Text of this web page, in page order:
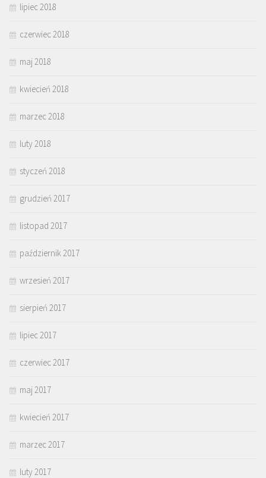
lipiec 2018
czerwiec 2018
maj 2018
kwiecień 2018
marzec 2018
luty 2018
styczeń 2018
grudzień 2017
listopad 2017
październik 2017
wrzesień 2017
sierpień 2017
lipiec 2017
czerwiec 2017
maj 2017
kwiecień 2017
marzec 2017
luty 2017